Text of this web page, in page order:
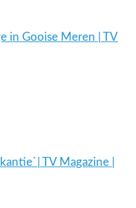
in Gooise Meren | TV
TV Magazine |